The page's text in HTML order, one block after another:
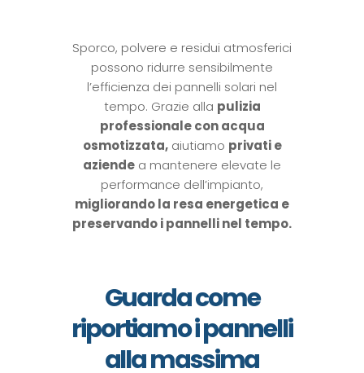
Sporco, polvere e residui atmosferici
possono ridurre sensibilmente
l’efficienza dei pannelli solari nel
tempo. Grazie alla pulizia
professionale con acqua
osmotizzata,aiutiamo privati e
aziende a mantenere elevate le
performance dell’impianto,
migliorando la resa energetica e
preservando i pannelli nel tempo.
Guarda come
riportiamo i pannelli
alla massima